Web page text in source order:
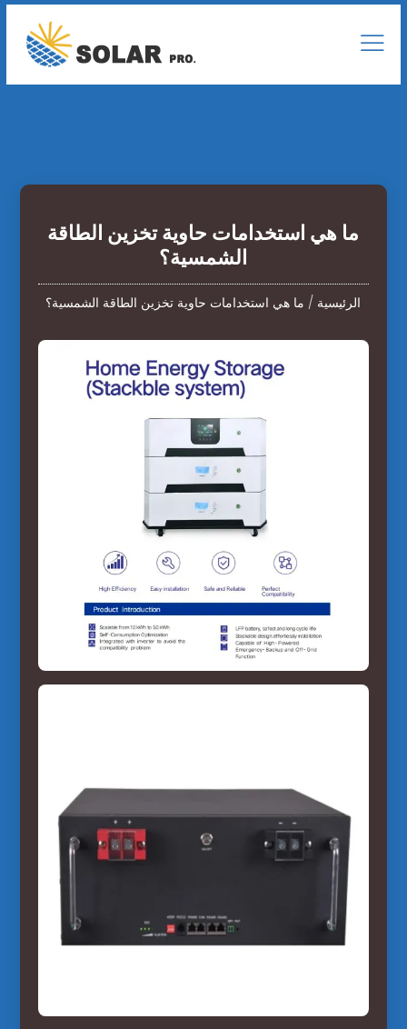
ما هي استخدامات حاوية تخزين الطاقة
الشمسية؟
الرئيسية / ما هي استخدامات حاوية تخزين الطاقة الشمسية؟